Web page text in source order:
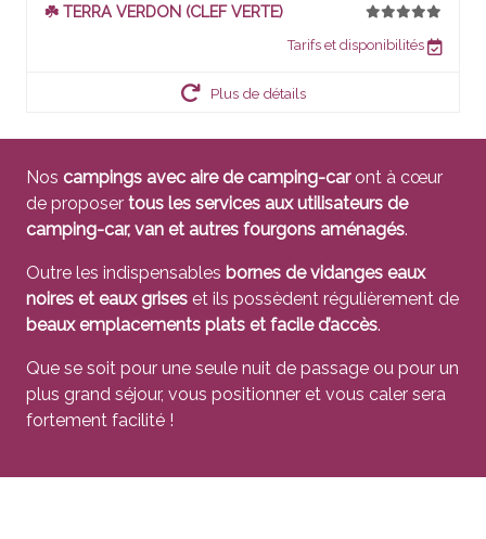
☘️ TERRA VERDON (CLEF VERTE)
Tarifs et disponibilités
Plus de détails
Nos campings avec aire de camping-caront à cœur
de proposer tous les services aux utilisateurs de
camping-car, van et autres fourgons aménagés.
Outre les indispensables bornes de vidanges eaux
noires et eaux grises et ils possèdent régulièrement de
beaux emplacements plats et facile d’accès.
Que se soit pour une seule nuit de passage ou pour un
plus grand séjour, vous positionner et vous caler sera
fortement facilité !